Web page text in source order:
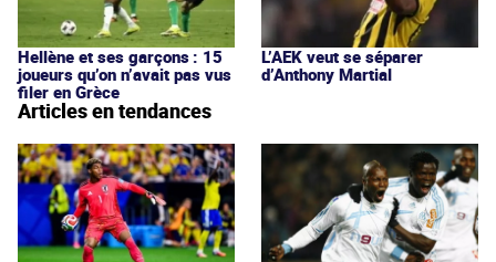
Hellène et ses garçons : 15
joueurs qu’on n’avait pas vus
filer en Grèce
L’AEK veut se séparer
d’Anthony Martial
Articles en tendances